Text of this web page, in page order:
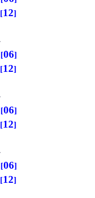
12
06
12
06
12
06
12